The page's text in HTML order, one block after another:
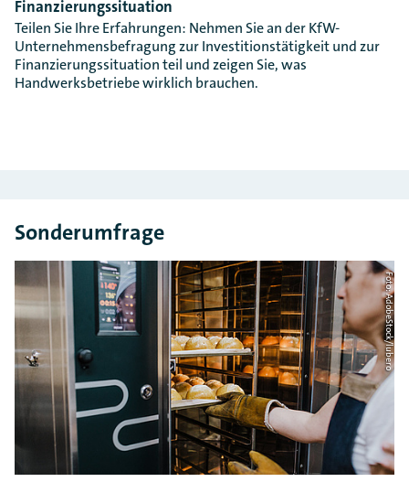
Finanzierungssituation
Teilen Sie Ihre Erfahrungen: Nehmen Sie an der KfW-
Unternehmensbefragung zur Investitionstätigkeit und zur
Finanzierungssituation teil und zeigen Sie, was
Handwerksbetriebe wirklich brauchen.
Sonderumfrage
Foto: AdobeStock/lubero